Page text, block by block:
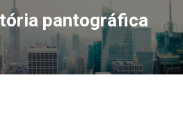
pantográfica